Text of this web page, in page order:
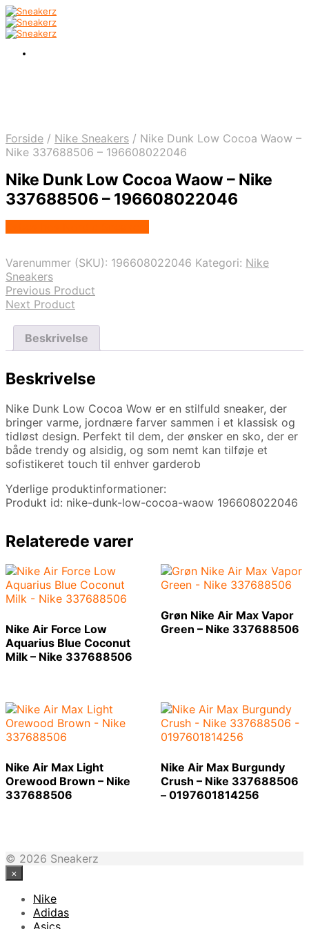
Forside / Nike Sneakers / Nike Dunk Low Cocoa Waow –
Nike 337688506 – 196608022046
Nike Dunk Low Cocoa Waow – Nike
337688506 – 196608022046
Varenummer (SKU): 196608022046 Kategori: Nike
Sneakers
Previous Product
Next Product
Beskrivelse
Beskrivelse
Nike Dunk Low Cocoa Wow er en stilfuld sneaker, der
bringer varme, jordnære farver sammen i et klassisk og
tidløst design. Perfekt til dem, der ønsker en sko, der er
både trendy og alsidig, og som nemt kan tilføje et
sofistikeret touch til enhver garderob
Yderlige produktinformationer:
Produkt id: nike-dunk-low-cocoa-waow 196608022046
Relaterede varer
Nike Air Force Low
Aquarius Blue Coconut
Milk – Nike 337688506
Grøn Nike Air Max Vapor
Green – Nike 337688506
Nike Air Max Light
Orewood Brown – Nike
337688506
Nike Air Max Burgundy
Crush – Nike 337688506
– 0197601814256
© 2026 Sneakerz
×
Nike
Adidas
Asics